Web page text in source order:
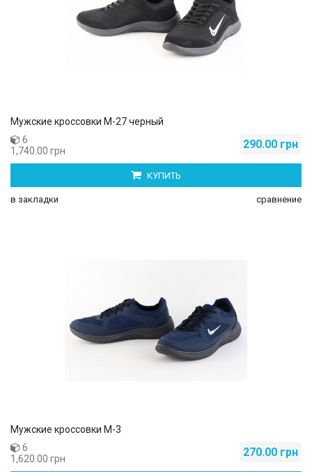
Мужские кроссовки М-27 черный
290.00 грн
6
1,740.00 грн
КУПИТЬ
в закладки сравнение
Мужские кроссовки М-3
270.00 грн
6
1,620.00 грн